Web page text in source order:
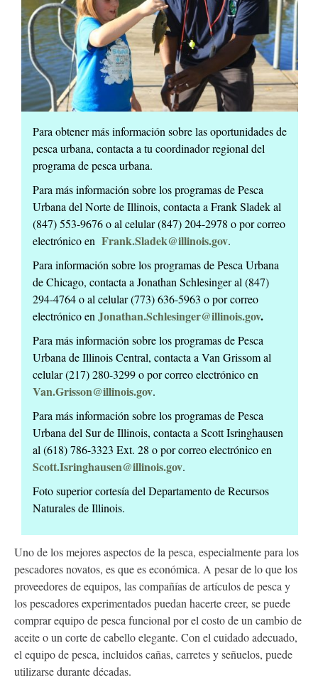
Para obtener más información sobre las oportunidades de
pesca urbana, contacta a tu coordinador regional del
programa de pesca urbana.
Para más información sobre los programas de Pesca
Urbana del Norte de Illinois, contacta a Frank Sladek al
(847) 553-9676 o al celular (847) 204-2978 o por correo
electrónico en Frank.Sladek@illinois.gov.
Para información sobre los programas de Pesca Urbana
de Chicago, contacta a Jonathan Schlesinger al (847)
294-4764 o al celular (773) 636-5963 o por correo
electrónico enJonathan.Schlesinger@illinois.gov.
Para más información sobre los programas de Pesca
Urbana de Illinois Central, contacta a Van Grissom al
celular (217) 280-3299 o por correo electrónico en
Van.Grisson@illinois.gov.
Para más información sobre los programas de Pesca
Urbana del Sur de Illinois, contacta a Scott Isringhausen
al (618) 786-3323 Ext. 28 o por correo electrónico en
Scott.Isringhausen@illinois.gov.
Foto superior cortesía del Departamento de Recursos
Naturales de Illinois.
Uno de los mejores aspectos de la pesca, especialmente para los
pescadores novatos, es que es económica. A pesar de lo que los
proveedores de equipos, las compañías de artículos de pesca y
los pescadores experimentados puedan hacerte creer, se puede
comprar equipo de pesca funcional por el costo de un cambio de
aceite o un corte de cabello elegante. Con el cuidado adecuado,
el equipo de pesca, incluidos cañas, carretes y señuelos, puede
utilizarse durante décadas.